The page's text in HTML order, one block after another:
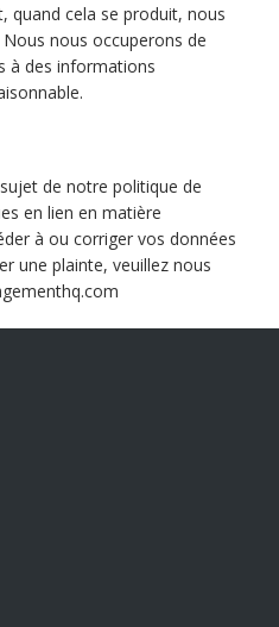
quand cela se produit, nous
nous occuperons de
à des informations
de notre politique de
en lien en matière
à ou corriger vos données
une plainte, veuillez nous